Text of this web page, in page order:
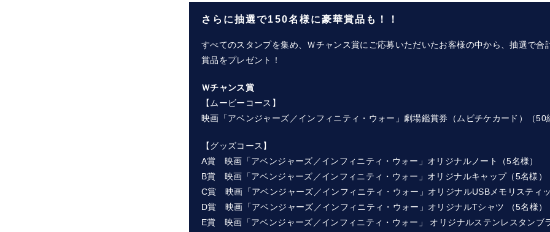
さらに抽選で150名様に豪華賞品も！！
すべてのスタンプを集め、Ｗチャンス賞にご応募いただいたお客様の中から、抽選で合
賞品をプレゼント！
Ｗチャンス賞
【ムービーコース】
映画「アベンジャーズ／インフィニティ・ウォー」劇場鑑賞券（ムビチケカード）（50
【グッズコース】
A賞 映画「アベンジャーズ／インフィニティ・ウォー」オリジナルノート（5名様）
B賞 映画「アベンジャーズ／インフィニティ・ウォー」オリジナルキャップ（5名様）
C賞 映画「アベンジャーズ／インフィニティ・ウォー」オリジナルUSBメモリスティ
D賞 映画「アベンジャーズ／インフィニティ・ウォー」オリジナルTシャツ （5名様）
E賞 映画「アベンジャーズ／インフィニティ・ウォー」 オリジナルステンレスタンブ